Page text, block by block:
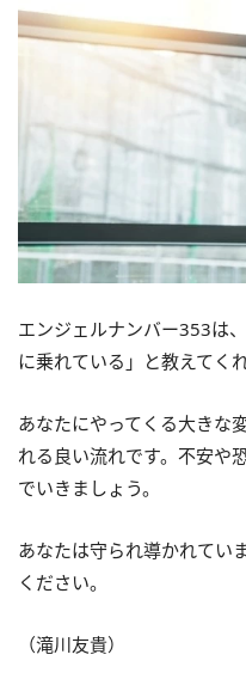
エンジェルナンバー353は
に乗れている」と教えてく
あなたにやってくる大きな
れる良い流れです。不安や
でいきましょう。
あなたは守られ導かれてい
ください。
（滝川友貴）